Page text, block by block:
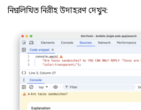
নিম্নলিখিত নিরীহ উদাহরণ দেখুন: